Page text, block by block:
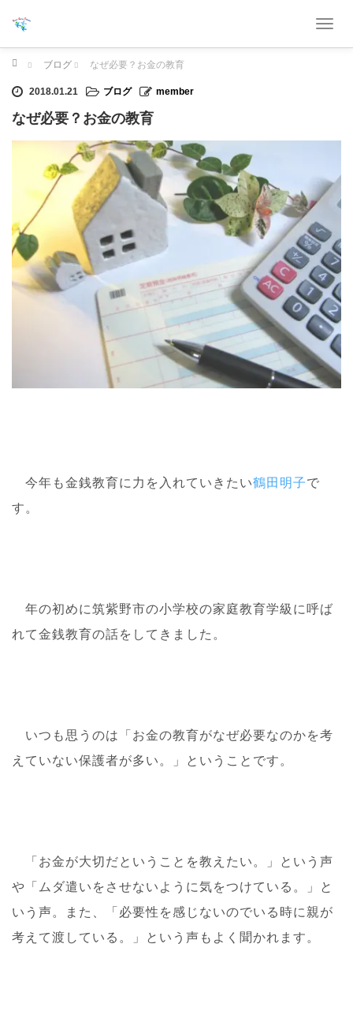
T
i
g
t
i
o
n
ホーム ブログ なぜ必要？お金の教育
2018.01.21 ブログ member
なぜ必要？お金の教育
今年も金銭教育に力を入れていきたい鶴田明子で
す。
年の初めに筑紫野市の小学校の家庭教育学級に呼ば
れて金銭教育の話をしてきました。
いつも思うのは「お金の教育がなぜ必要なのかを考
えていない保護者が多い。」ということです。
「お金が大切だということを教えたい。」という声
や「ムダ遣いをさせないように気をつけている。」と
いう声。また、「必要性を感じないのでいる時に親が
考えて渡している。」という声もよく聞かれます。